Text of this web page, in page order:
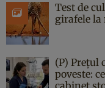
Test de
girafele la
(P) Prețul
poveste:
cabinet